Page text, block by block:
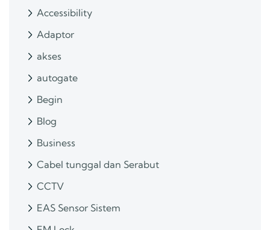
Accessibility
Adaptor
akses
autogate
Begin
Blog
Business
Cabel tunggal dan Serabut
CCTV
EAS Sensor Sistem